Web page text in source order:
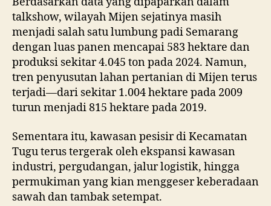
talkshow, wilayah Mijen sejatinya masih
menjadi salah satu lumbung padi Semarang
dengan luas panen mencapai 583 hektare dan
produksi sekitar 4.045 ton pada 2024. Namun,
tren penyusutan lahan pertanian di Mijen terus
terjadi—dari sekitar 1.004 hektare pada 2009
turun menjadi 815 hektare pada 2019.
Sementara itu, kawasan pesisir di Kecamatan
Tugu terus tergerak oleh ekspansi kawasan
industri, pergudangan, jalur logistik, hingga
permukiman yang kian menggeser keberadaan
sawah dan tambak setempat.